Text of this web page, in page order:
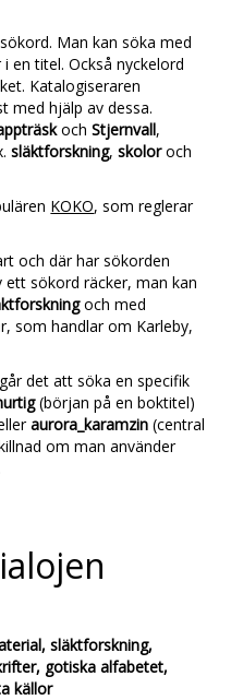
Man kan söka med
en titel. Också nyckelord
Katalogiseraren
med hjälp av dessa.
ochStjernvall,
släktforskning,skoloroch
KOKO, som reglerar
och där har sökorden
sökord räcker, man kan
och med
som handlar om Karleby,
det att söka en specifik
(början på en boktitel)
aurora_karamzin (central
om man använder
släktforskning,
gotiska alfabetet,
källor